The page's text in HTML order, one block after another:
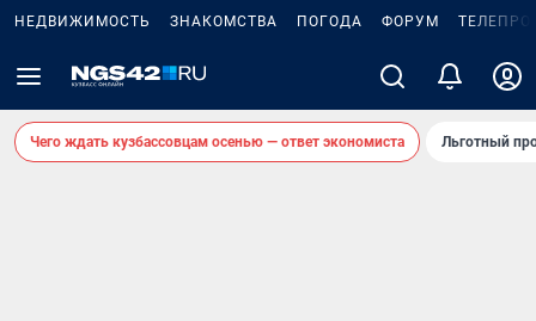
НЕДВИЖИМОСТЬ ЗНАКОМСТВА ПОГОДА ФОРУМ
Чего ждать кузбассовцам осенью — ответ экономиста Льготный